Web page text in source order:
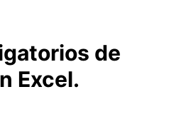
de
Excel.